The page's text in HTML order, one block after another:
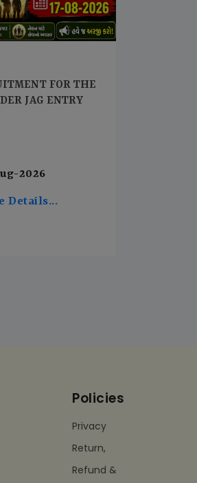
FOR THE
JAG ENTRY
2026
Details...
Policies
Privacy
Return,
Refund &